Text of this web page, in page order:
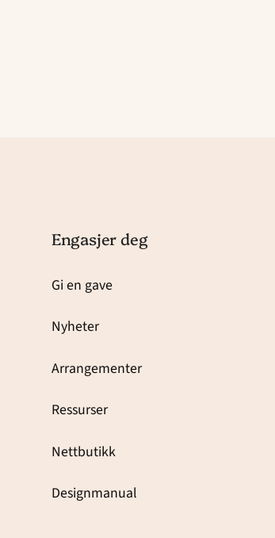
Engasjer deg
Gi en gave
Nyheter
Arrangementer
Ressurser
Nettbutikk
Designmanual